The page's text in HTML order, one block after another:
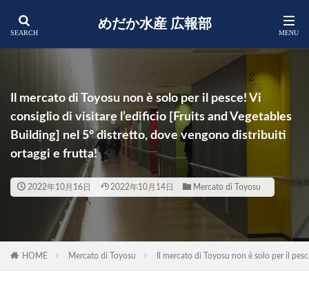
めだか水産 広報部
Il mercato di Toyosu non è solo per il pesce! Vi
consiglio di visitare l’edificio [Fruits and Vegetables
Building] nel 5° distretto, dove vengono distribuiti
ortaggi e frutta!
2022年10月16日 2022年10月14日 Mercato di Toyosu
HOME Mercato di Toyosu Il mercato di Toyosu non è solo per il